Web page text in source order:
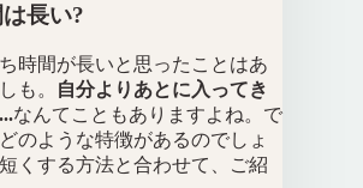
長い?
時間が長いと思ったことはあ
も。
自分よりあとに入ってき
なんてこともありますよね。で
のような特徴があるのでしょ
くする方法と合わせて、ご紹